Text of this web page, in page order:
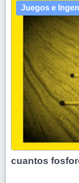
Juegos e
cuantos